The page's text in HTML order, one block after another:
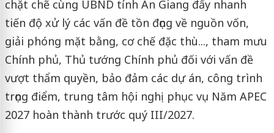
chặt chẽ cùng UBND tỉnh An Giang đẩy nhanh
tiến độ xử lý các vấn đề tồn đọng về nguồn vốn,
giải phóng mặt bằng, cơ chế đặc thù..., tham mưu
Chính phủ, Thủ tướng Chính phủ đối với vấn đề
vượt thẩm quyền, bảo đảm các dự án, công trình
trọng điểm, trung tâm hội nghị phục vụ Năm APEC
2027 hoàn thành trước quý III/2027.